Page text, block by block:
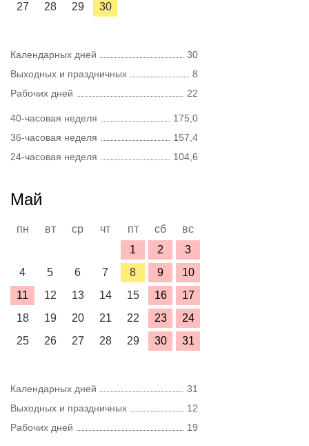
27
28 29 30
Календарных дней
30
Выходных и праздничных
8
Рабочих дней
22
40-часовая неделя
175,0
36-часовая неделя
157,4
24-часовая неделя
104,6
Май
пн вт ср чт пт сб
вс
1
2
3
4
5 6 7 8 9
10
11
12 13 14 15 16
17
18
19 20 21 22 23
24
25
26 27 28 29 30 31
Календарных дней
31
Выходных и праздничных
12
Рабочих дней
19